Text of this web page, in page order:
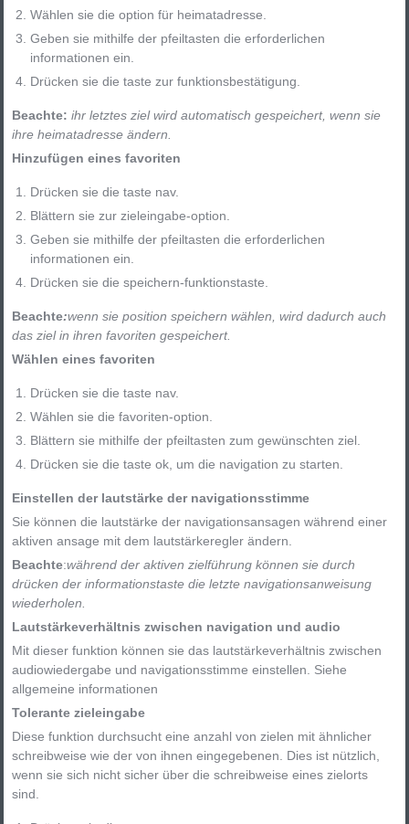
Wählen sie die option für heimatadresse.
Geben sie mithilfe der pfeiltasten die erforderlichen
informationen ein.
Drücken sie die taste zur funktionsbestätigung.
Beachte: ihr letztes ziel wird automatisch gespeichert, wenn sie
ihre heimatadresse ändern.
Hinzufügen eines favoriten
Drücken sie die taste nav.
Blättern sie zur zieleingabe-option.
Geben sie mithilfe der pfeiltasten die erforderlichen
informationen ein.
Drücken sie die speichern-funktionstaste.
Beachte:wenn sie position speichern wählen, wird dadurch auch
das ziel in ihren favoriten gespeichert.
Wählen eines favoriten
Drücken sie die taste nav.
Wählen sie die favoriten-option.
Blättern sie mithilfe der pfeiltasten zum gewünschten ziel.
Drücken sie die taste ok, um die navigation zu starten.
Einstellen der lautstärke der navigationsstimme
Sie können die lautstärke der navigationsansagen während einer
aktiven ansage mit dem lautstärkeregler ändern.
Beachte:während der aktiven zielführung können sie durch
drücken der informationstaste die letzte navigationsanweisung
wiederholen.
Lautstärkeverhältnis zwischen navigation und audio
Mit dieser funktion können sie das lautstärkeverhältnis zwischen
audiowiedergabe und navigationsstimme einstellen. Siehe
allgemeine informationen
Tolerante zieleingabe
Diese funktion durchsucht eine anzahl von zielen mit ähnlicher
schreibweise wie der von ihnen eingegebenen. Dies ist nützlich,
wenn sie sich nicht sicher über die schreibweise eines zielorts
sind.